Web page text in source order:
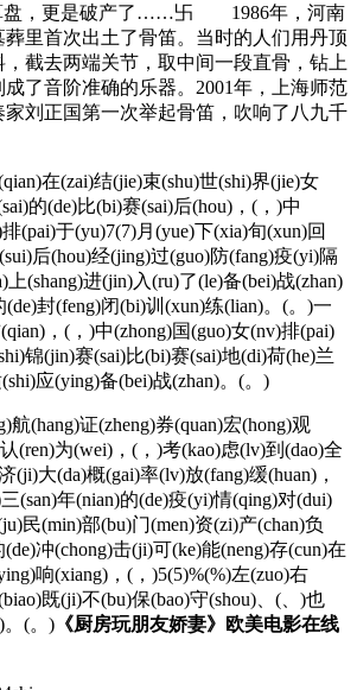
盘，更是破产了……卐 1986年，河南
里首次出土了骨笛。当时的人们用丹顶
截去两端关节，取中间一段直骨，钻上
了音阶准确的乐器。2001年，上海师范
刘正国第一次举起骨笛，吹响了八九千
在(zai)结(jie)束(shu)世(shi)界(jie)女
的(de)比(bi)赛(sai)后(hou)，(，)中
(pai)于(yu)7(7)月(yue)下(xia)旬(xun)回
后(hou)经(jing)过(guo)防(fang)疫(yi)隔
(shang)进(jin)入(ru)了(le)备(bei)战(zhan)
封(feng)闭(bi)训(xun)练(lian)。(。)一
，(，)中(zhong)国(guo)女(nv)排(pai)
锦(jin)赛(sai)比(bi)赛(sai)地(di)荷(he)兰
应(ying)备(bei)战(zhan)。(。)
证(zheng)券(quan)宏(hong)观
(ren)为(wei)，(，)考(kao)虑(lv)到(dao)全
(ji)大(da)概(gai)率(lv)放(fang)缓(huan)，
(san)年(nian)的(de)疫(yi)情(qing)对(dui)
民(min)部(bu)门(men)资(zi)产(chan)负
冲(chong)击(ji)可(ke)能(neng)存(cun)在
响(xiang)，(，)5(5)%(%)左(zuo)右
既(ji)不(bu)保(bao)守(shou)、(、)也
。(。) 《厨房玩朋友娇妻》欧美电影在线